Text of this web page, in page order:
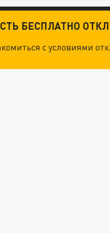
БЕСПЛАТНО
с условиями